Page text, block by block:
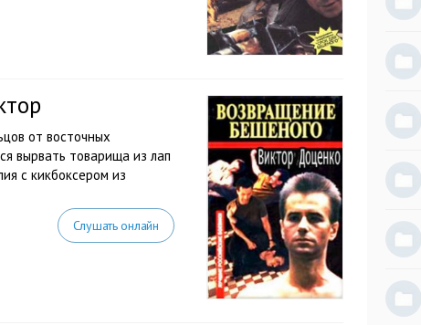
от восточных
вырвать товарища из лап
с кикбоксером из
Слушать онлайн